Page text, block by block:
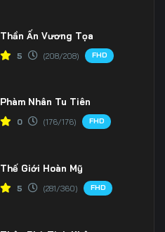
Thần Ấn Vương Tọa
5 (208/208) FHD
Phàm Nhân Tu Tiên
0 (176/176) FHD
Thế Giới Hoàn Mỹ
5 (281/360) FHD